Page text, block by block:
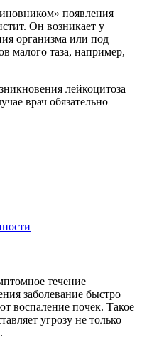
появления
Он возникает у
организма или под
малого таза, например,
лейкоцитоза
врач обязательно
течение
заболевание быстро
воспаление почек. Такое
угрозу не только